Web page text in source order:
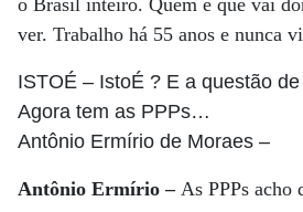
o Brasil inteiro. Quem é que vai
ver. Trabalho há 55 anos e nunca
ISTOÉ – IstoÉ ? E a questão
Agora tem as PPPs…
Antônio Ermírio de Moraes –
Antônio Ermírio – As PPPs acho